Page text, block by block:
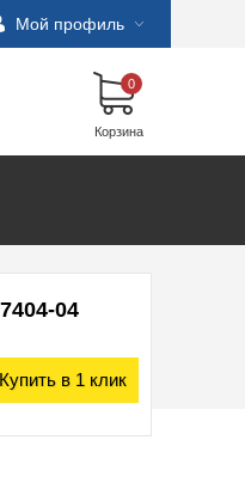
Мой профиль
0
Корзина
04
Купить в 1 клик